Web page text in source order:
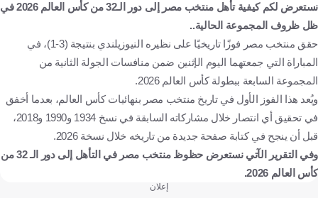
نيوزيلندا ضد بلجيكا
نيوزيلندا بلجيكا مصر
إيران
الولايات المتحدة
نيوزيلندا
نستعرض لكم كيفية تأهل منتخب مصر إلى دور الـ32 من كأس العالم 2026 في
ظل ظروف المجموعة الحالية..
حقق منتخب مصر فوزًا تاريخيًا على نظيره النيوزيلندي بنتيجة (3-1)، في
المباراة التي جمعتهما اليوم الإثنين ضمن منافسات الجولة الثانية من
المجموعة السابعة ببطولة كأس العالم 2026.
ويُعد هذا الفوز الأول في تاريخ منتخب مصر بنهائيات كأس العالم، بعدما أخفق
في تحقيق أي انتصار خلال مشاركاته السابقة في نسخ 1934 و1990 و2018،
قبل أن ينجح في كتابة صفحة جديدة من تاريخه خلال نسخة 2026.
وفي التقرير الآتي نستعرض حظوظ منتخب مصر في التأهل إلى دور الـ 32 من
كأس العالم 2026.
إعلان